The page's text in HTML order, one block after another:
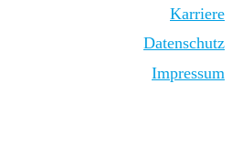
Karriere
Datenschutz
Impressum